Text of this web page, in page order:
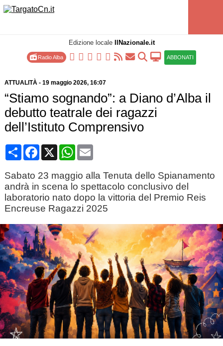
Edizione locale IlNazionale.it
Radio Alba ABBONATI
ATTUALITÀ- 19 maggio 2026, 16:07
“Stiamo sognando”: a Diano d’Alba il
debutto teatrale dei ragazzi
dell’Istituto Comprensivo
CondividiFacebook
X WhatsApp
Email
Sabato 23 maggio alla Tenuta dello Spianamento
andrà in scena lo spettacolo conclusivo del
laboratorio nato dopo la vittoria del Premio Reis
Encreuse Ragazzi 2025